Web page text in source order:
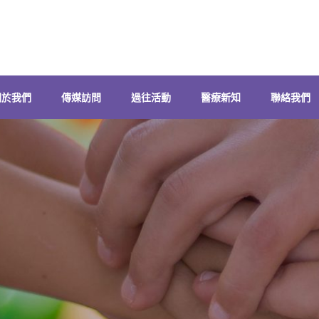
我們 傳媒訪問 過往活動 醫療新知 聯絡我們
搜
鍵
字: